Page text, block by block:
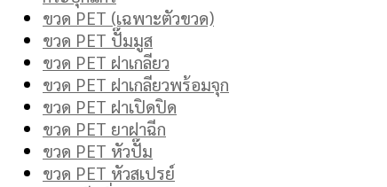
ขวด PET (เฉพาะตัวขวด)
ขวด PET ปั๊มมูส
ขวด PET ฝาเกลียว
ขวด PET ฝาเกลียวพร้อมจุก
ขวด PET ฝาเปิดปิด
ขวด PET ยาฝาฉีก
ขวด PET หัวปั๊ม
ขวด PET หัวสเปรย์